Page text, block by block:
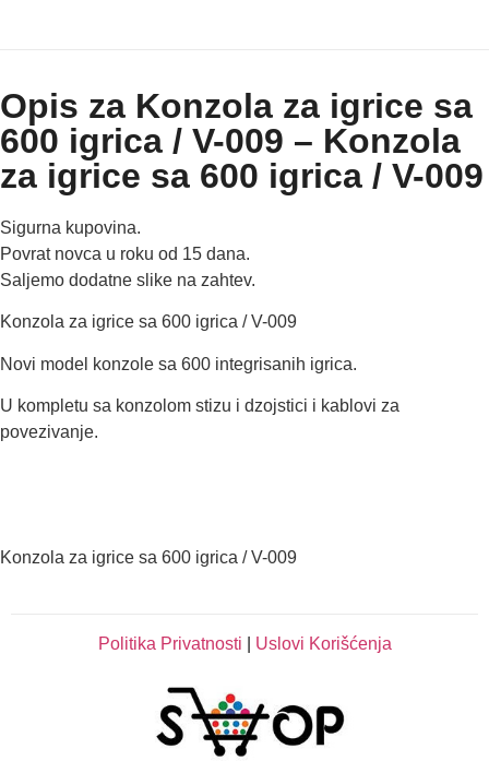
Opis za Konzola za igrice sa
600 igrica / V-009 – Konzola
za igrice sa 600 igrica / V-009
Sigurna kupovina.
Povrat novca u roku od 15 dana.
Saljemo dodatne slike na zahtev.
Konzola za igrice sa 600 igrica / V-009
Novi model konzole sa 600 integrisanih igrica.
U kompletu sa konzolom stizu i dzojstici i kablovi za
povezivanje.
Konzola za igrice sa 600 igrica / V-009
Politika Privatnosti Uslovi Korišćenja